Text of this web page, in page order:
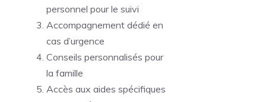
personnel pour le suivi
Accompagnement dédié en
cas d’urgence
Conseils personnalisés pour
la famille
Accès aux aides spécifiques